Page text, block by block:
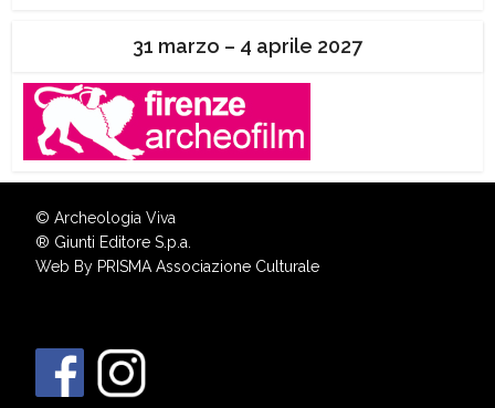
31 marzo – 4 aprile 2027
© Archeologia Viva
® Giunti Editore S.p.a.
Web By PRISMA Associazione Culturale